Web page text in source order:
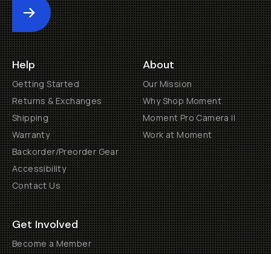
Submit
Help
Getting Started
Returns & Exchanges
Shipping
Warranty
Backorder/Preorder Gear
Accessibility
Contact Us
About
Our Mission
Why Shop Moment
Moment Pro Camera II
Work at Moment
Get Involved
Become a Member